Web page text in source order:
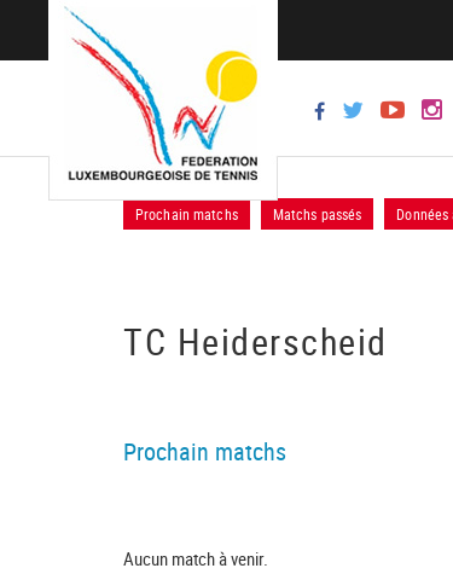
Prochain matchs Matchs passés
TC Heiderscheid
Prochain matchs
Aucun match à venir.